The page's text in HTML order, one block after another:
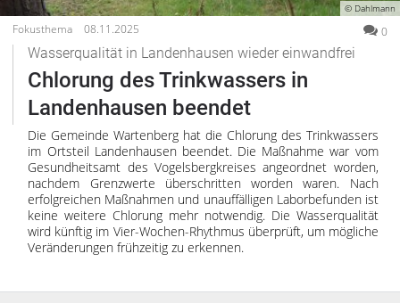
© Dahlmann
Fokusthema 08.11.2025 0
Wasserqualität in Landenhausen wieder einwandfrei
Chlorung des Trinkwassers in
Landenhausen beendet
Die Gemeinde Wartenberg hat die Chlorung des Trinkwassers
im Ortsteil Landenhausen beendet. Die Maßnahme war vom
Gesundheitsamt des Vogelsbergkreises angeordnet worden,
nachdem Grenzwerte überschritten worden waren. Nach
erfolgreichen Maßnahmen und unauffälligen Laborbefunden ist
keine weitere Chlorung mehr notwendig. Die Wasserqualität
wird künftig im Vier-Wochen-Rhythmus überprüft, um mögliche
Veränderungen frühzeitig zu erkennen.